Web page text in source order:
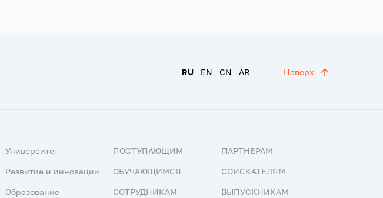
RU EN CN AR Наверх
Университет
Развитие и инновации
Образование
ПОСТУПАЮЩИМ
ОБУЧАЮЩИМСЯ
СОТРУДНИКАМ
ПАРТНЕРАМ
СОИСКАТЕЛЯМ
ВЫПУСКНИКАМ